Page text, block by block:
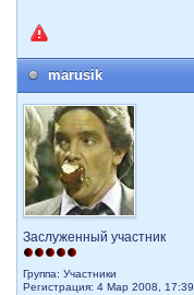
marusik
Заслуженный участник
Группа: Участники
Регистрация: 4 Мар 2008, 17:39